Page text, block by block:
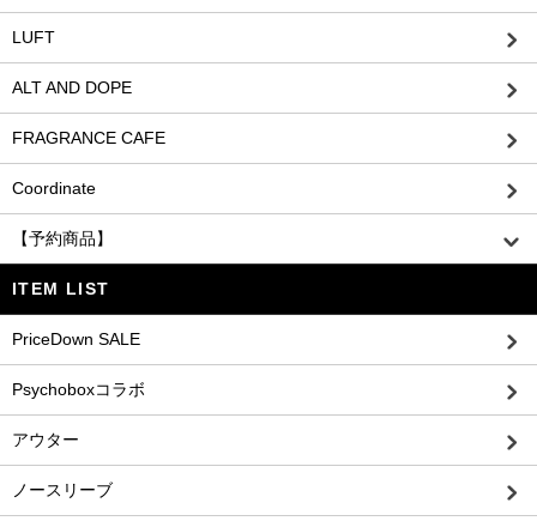
LUFT
ALT AND DOPE
FRAGRANCE CAFE
Coordinate
【予約商品】
ITEM LIST
PriceDown SALE
Psychoboxコラボ
アウター
ノースリーブ